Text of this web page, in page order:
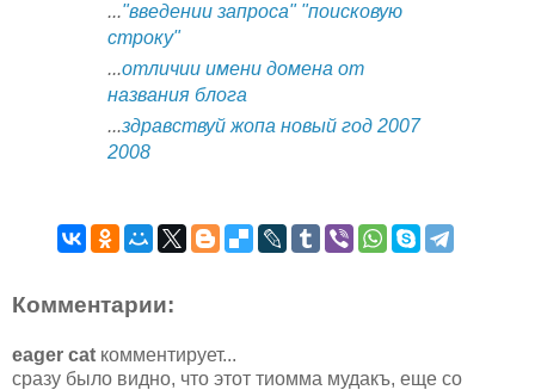
..."введении запроса" "поисковую
строку"
...отличии имени домена от
названия блога
...здравствуй жопа новый год 2007
2008
Комментарии:
eager cat комментирует...
сразу было видно, что этот тиомма мудакъ, еще со